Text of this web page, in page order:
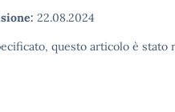
22.08.2024
questo articolo è